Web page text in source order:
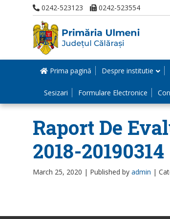
0242-523123 0242-523554
Prima pagină Despre institutie
Sesizari Formulare Electronice
Raport De
2018-20190314
March 25, 2020 | Published by admin |